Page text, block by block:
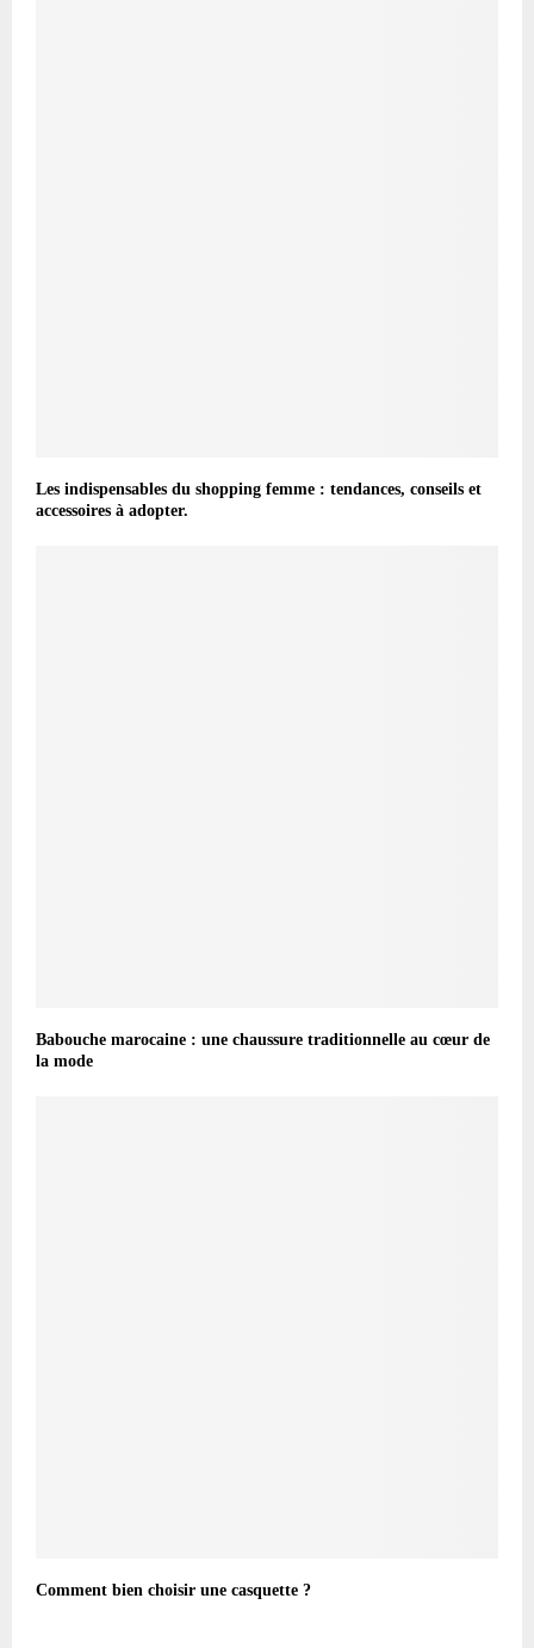
Les indispensables du shopping femme : tendances, conseils et
accessoires à adopter.
Babouche marocaine : une chaussure traditionnelle au cœur de
la mode
Comment bien choisir une casquette ?